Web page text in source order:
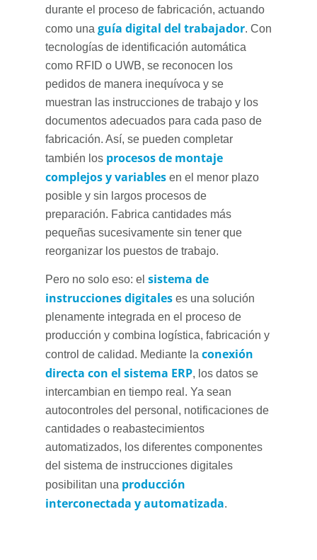
durante el proceso de fabricación, actuando
como una guía digital del trabajador. Con
tecnologías de identificación automática
como RFID o UWB, se reconocen los
pedidos de manera inequívoca y se
muestran las instrucciones de trabajo y los
documentos adecuados para cada paso de
fabricación. Así, se pueden completar
también los procesos de montaje
complejos y variables en el menor plazo
posible y sin largos procesos de
preparación. Fabrica cantidades más
pequeñas sucesivamente sin tener que
reorganizar los puestos de trabajo.
Pero no solo eso: el sistema de
instrucciones digitales es una solución
plenamente integrada en el proceso de
producción y combina logística, fabricación y
control de calidad. Mediante la conexión
directa con el sistema ERP, los datos se
intercambian en tiempo real. Ya sean
autocontroles del personal, notificaciones de
cantidades o reabastecimientos
automatizados, los diferentes componentes
del sistema de instrucciones digitales
posibilitan una producción
interconectada y automatizada.